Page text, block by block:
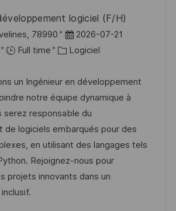
logiciel (F/H)
78990
D
a
e
d
’
a
f
f
i
2026-07-21
Full time
C
t
é
g
o
r
i
e
Logiciel
un Ingénieur en développement
notre équipe dynamique à
serez responsable du
de logiciels embarqués pour des
en utilisant des langages tels
Rejoignez-nous pour
projets innovants dans un